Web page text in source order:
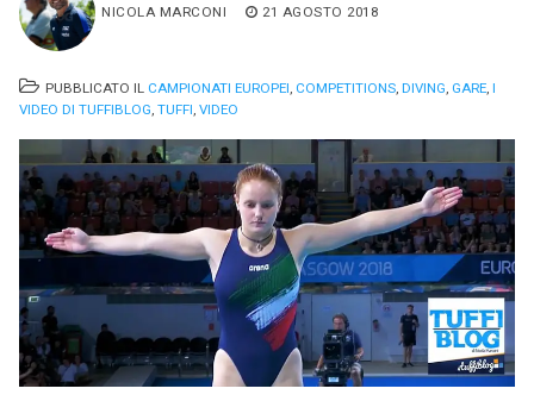
NICOLA MARCONI 21 AGOSTO 2018
PUBBLICATO IL CAMPIONATI EUROPEI, COMPETITIONS, DIVING, GARE, I
VIDEO DI TUFFIBLOG, TUFFI, VIDEO